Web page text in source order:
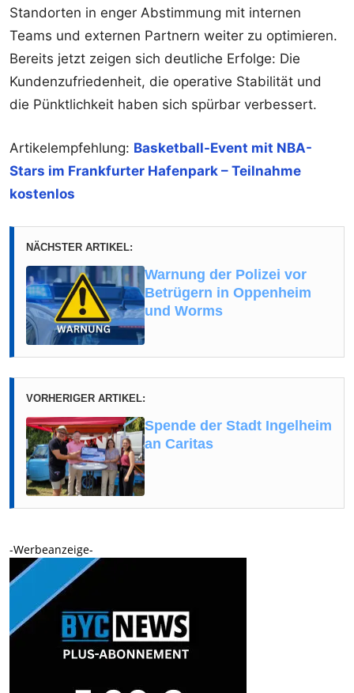
Standorten in enger Abstimmung mit internen
Teams und externen Partnern weiter zu optimieren.
Bereits jetzt zeigen sich deutliche Erfolge: Die
Kundenzufriedenheit, die operative Stabilität und
die Pünktlichkeit haben sich spürbar verbessert.
Artikelempfehlung: Basketball-Event mit NBA-
Stars im Frankfurter Hafenpark – Teilnahme
kostenlos
NÄCHSTER ARTIKEL:
Warnung der Polizei vor
Betrügern in Oppenheim
und Worms
VORHERIGER ARTIKEL:
Spende der Stadt Ingelheim
an Caritas
-Werbeanzeige-